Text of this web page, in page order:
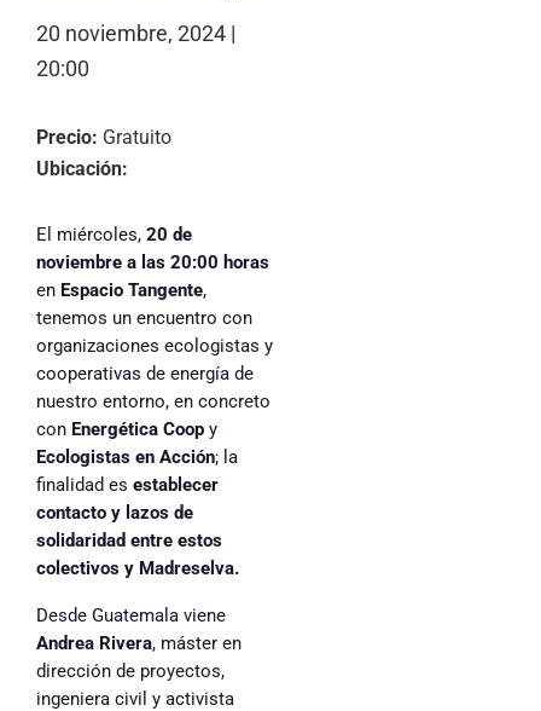
20 noviembre, 2024 |
20:00
Precio: Gratuito
Ubicación:
El miércoles, 20 de
noviembre a las 20:00 horas
en Espacio Tangente,
tenemos un encuentro con
organizaciones ecologistas y
cooperativas de energía de
nuestro entorno, en concreto
con Energética Coop y
Ecologistas en Acción; la
finalidad es establecer
contacto y lazos de
solidaridad entre estos
colectivos y Madreselva.
Desde Guatemala viene
Andrea Rivera, máster en
dirección de proyectos,
ingeniera civil y activista